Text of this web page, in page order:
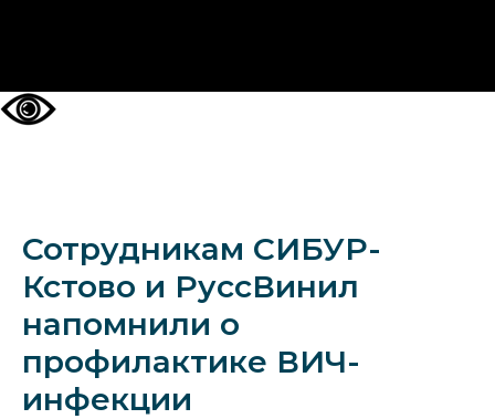
Сотрудникам СИБУР-
Кстово и РуссВинил
напомнили о
профилактике ВИЧ-
инфекции